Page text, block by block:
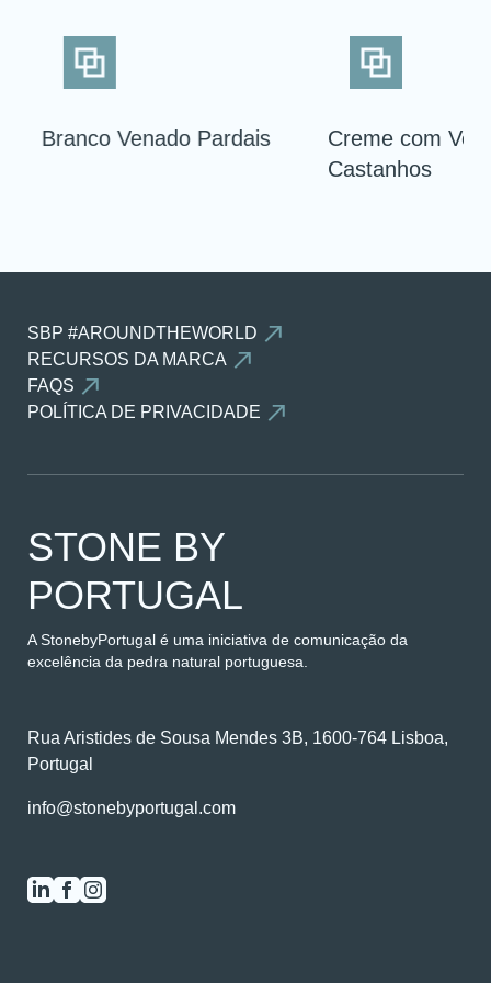
Branco Venado Pardais
Creme com
Castanhos
SBP #AROUNDTHEWORLD
RECURSOS DA MARCA
FAQS
POLÍTICA DE PRIVACIDADE
STONE BY
PORTUGAL
A StonebyPortugal é uma iniciativa de comunicação da
excelência da pedra natural portuguesa.
Rua Aristides de Sousa Mendes 3B, 1600-764 Lisboa,
Portugal
info@stonebyportugal.com